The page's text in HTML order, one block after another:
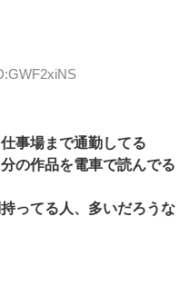
事場まで通勤してる
の作品を電車で読んでる
ってる人、多いだろうな